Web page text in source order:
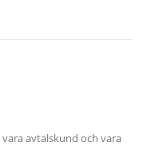
avtalskund och vara